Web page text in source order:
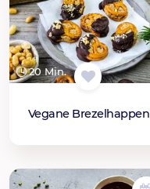
20 Min.
Vegane Brezelhappen